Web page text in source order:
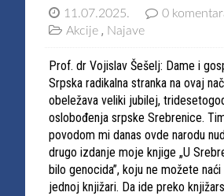
11.07.2025.
0
Akcije
Najave
Prof. dr Vojislav Šešelj: Dame i
Srpska radikalna stranka na ovaj
obeležava veliki jubilej,
oslobođenja srpske Srebrenice.
povodom mi danas ovde narodu
drugo izdanje moje knjige „U
bilo genocida”, koju ne možete naći
jednoj knjižari. Da ide preko